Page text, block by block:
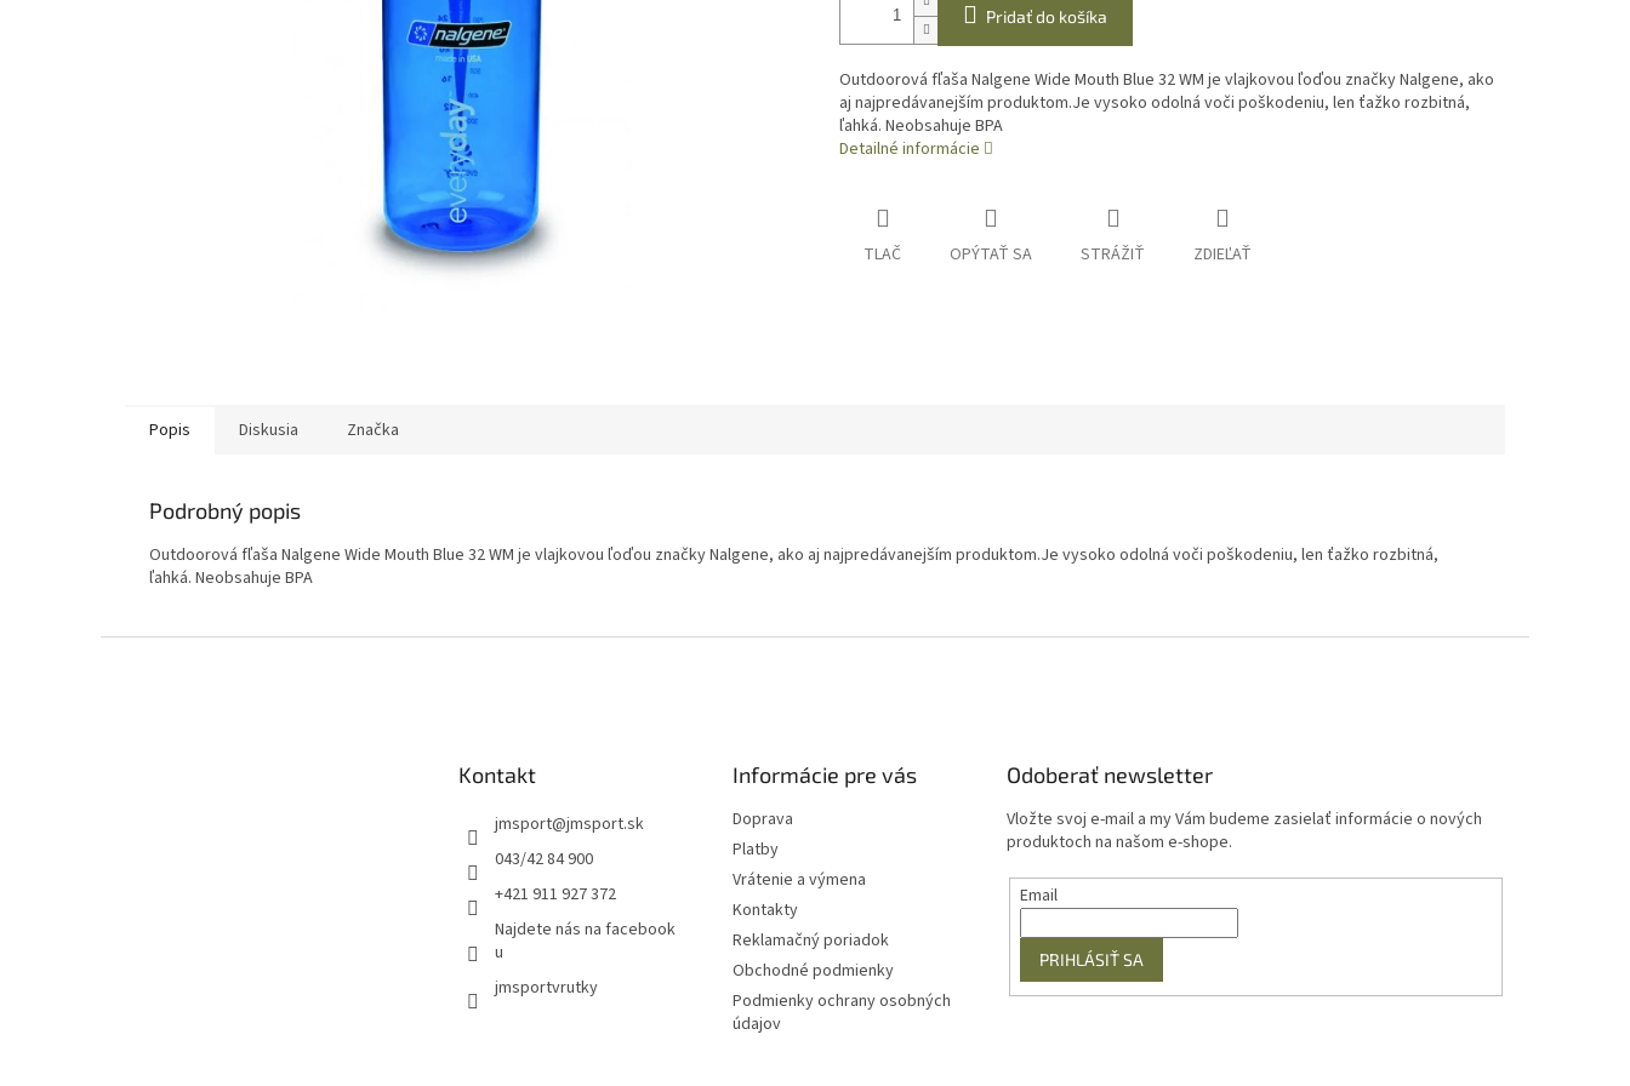
Pridať do košíka
Outdoorová fľaša Nalgene Wide Mouth Blue 32 WM je vlajkovou ľoďou značky Nalgene, ako
aj najpredávanejším produktom.Je vysoko odolná voči poškodeniu, len ťažko rozbitná,
ľahká. Neobsahuje BPA
Detailné informácie
TLAČ OPÝTAŤ SA STRÁŽIŤ ZDIEĽAŤ
Popis Diskusia Značka
Podrobný popis
Outdoorová fľaša Nalgene Wide Mouth Blue 32 WM je vlajkovou ľoďou značky Nalgene, ako aj najpredávanejším produktom.Je vysoko odolná voči poškodeniu, len ťažko rozbitná,
ľahká. Neobsahuje BPA
Kontakt
jmsport@jmsport.sk
043/42 84 900
+421 911 927 372
Najdete nás na facebook
u
jmsportvrutky
Informácie pre vás
Doprava
Platby
Vrátenie a výmena
Kontakty
Reklamačný poriadok
Obchodné podmienky
Podmienky ochrany osobných
údajov
Odoberať newsletter
Vložte svoj e-mail a my Vám budeme zasielať informácie o nových
produktoch na našom e-shope.
Email
PRIHLÁSIŤ SA